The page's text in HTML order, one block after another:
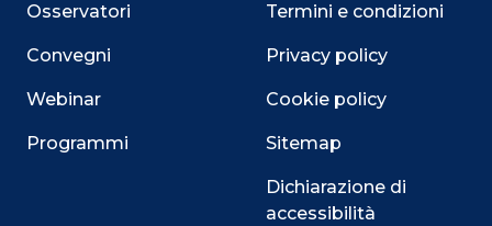
Osservatori
Convegni
Webinar
Programmi
Termini e condizioni
Privacy policy
Cookie policy
Sitemap
Dichiarazione di
accessibilità